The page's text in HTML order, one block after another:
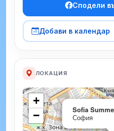
Сподели
Добави в календар
ЛОКАЦИЯ
Sofia
София
+
−